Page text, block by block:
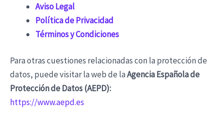
Aviso Legal
Política de Privacidad
Términos y Condiciones
Para otras cuestiones relacionadas con la protección de
datos, puede visitar la web de laAgencia Española de
Protección de Datos (AEPD):
https://www.aepd.es